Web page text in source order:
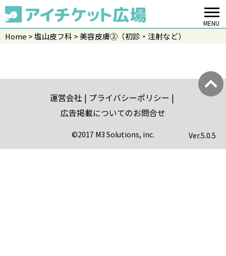
MENU
Home 塩山皮フ科 美容皮膚②（初診・注射など）
運営会社
プライバシーポリシー
広告掲載についてのお問合せ
©2017 M3 Solutions, inc. Ver.5.0.5